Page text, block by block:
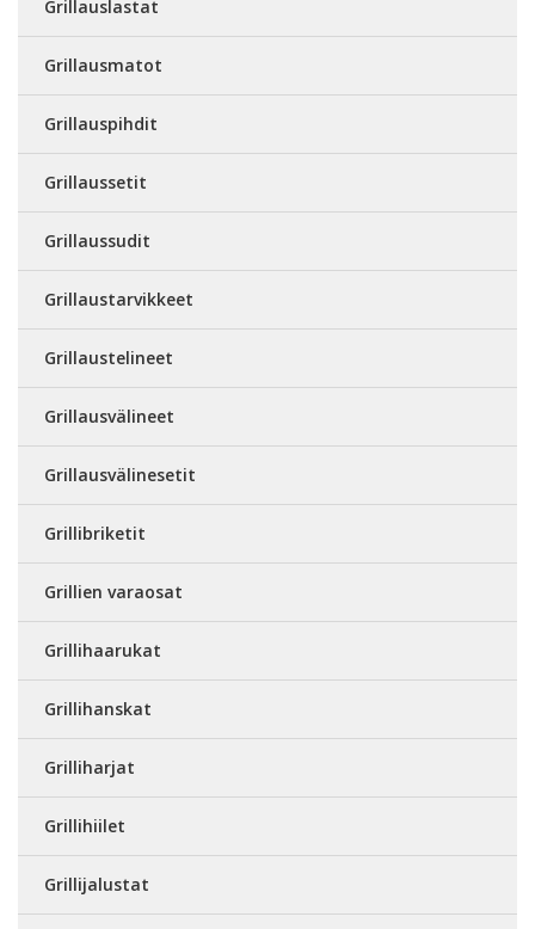
Grillauslastat
Grillausmatot
Grillauspihdit
Grillaussetit
Grillaussudit
Grillaustarvikkeet
Grillaustelineet
Grillausvälineet
Grillausvälinesetit
Grillibriketit
Grillien varaosat
Grillihaarukat
Grillihanskat
Grilliharjat
Grillihiilet
Grillijalustat